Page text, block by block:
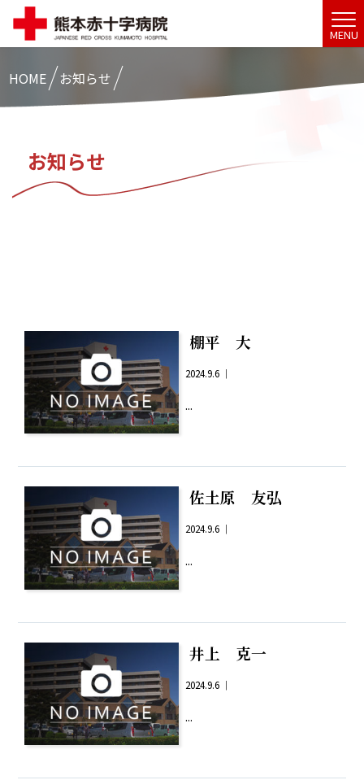
MENU
HOME お知らせ
お知らせ
棚平 大
2024.9.6 ｜
...
佐土原 友弘
2024.9.6 ｜
...
井上 克一
2024.9.6 ｜
...